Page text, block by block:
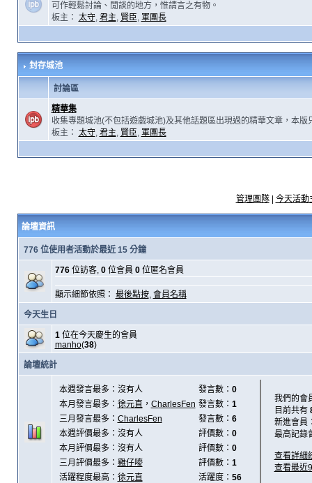
可作輕鬆討論、閒談的地方，惟請言之有物。
板主： 太守, 君主, 賢臣, 軍團長
封存城池
討論區
精華集
收集專題城池(不包括遊戲城池)及其他話題區出現過的精華文章，本版
板主： 太守, 君主, 賢臣, 軍團長
管理團隊| 今天活動
論壇資訊
776 位使用者活動於最近 15 分鐘
776位訪客, 0位會員 0位匿名會員
顯示細節依照： 最後點按, 會員名稱
今天生日
1位在今天慶生的會員
manho(38)
論壇統計
本週發言最多：沒有人 發言數： 0
本月發言最多： 徐元直 ， CharlesFen 發言數： 1
三月發言最多： CharlesFen 發言數： 6
本週評價最多：沒有人
評價數： 0
本月評價最多：沒有人
評價數： 0
三月評價最多： 雞仔嘜 評價數： 1
活躍程度最高： 徐元直 活躍度： 56
我們的會
目前共有
新進會員
最高記錄
查看詳細
查看最近